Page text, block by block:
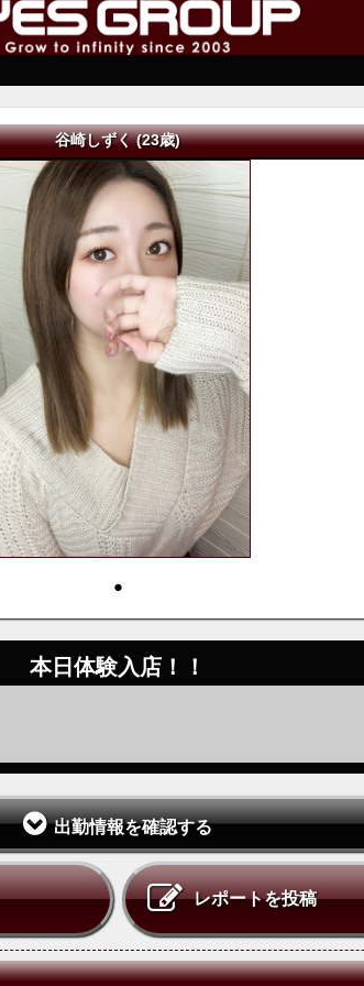
谷崎しずく (23歳)
・
本日体験入店！！
出勤情報を確認する
レポートを投稿